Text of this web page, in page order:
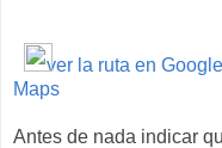
ver la ruta en
Maps
Antes de nada indicar